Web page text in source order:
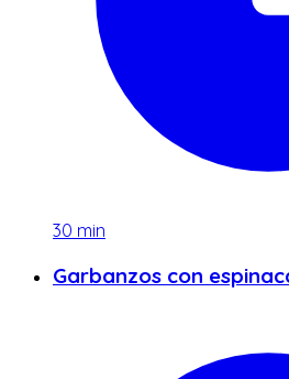
30 min
Garbanzos con